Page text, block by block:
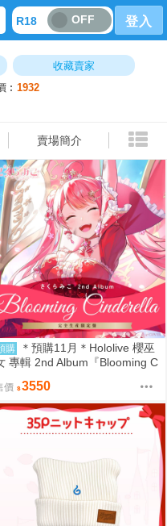
R18 OFF 登入
收藏賣家
︰1932
賣場簡介
購
＊預購11月＊Hololive 櫻巫
專輯 2nd Album『Blooming C
8結單)
價 3550
賣場簡介